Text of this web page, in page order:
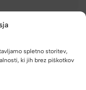
spletno storitev,
ki jih brez piškotkov